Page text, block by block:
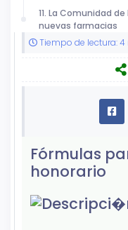
11. La Comunidad
nuevas farmacias
Tiempo de lectura:
Fórmulas
honorario